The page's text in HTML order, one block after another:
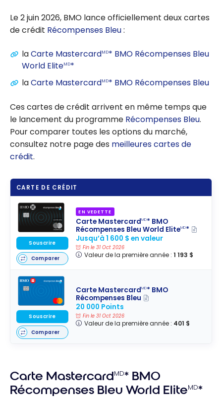
Le 2 juin 2026, BMO lance officiellement deux cartes
de crédit Récompenses Bleu:
laCarte MastercardMD* BMO Récompenses Bleu
World EliteMD*
laCarte MastercardMD* BMO Récompenses Bleu
Ces cartes de crédit arrivent en même temps que
le lancement du programme Récompenses Bleu.
Pour comparer toutes les options du marché,
consultez notre page des meilleures cartes de
crédit.
CARTE DE CRÉDIT
EN VEDETTE
Carte MastercardMD* BMO
Récompenses Bleu World EliteMD*
Jusqu’à 1 600 $ en valeur
Fin le 31 Oct 2026
Valeur de la première année : 1 193 $
Souscrire
Comparer
Carte MastercardMD* BMO
Récompenses Bleu
20 000 Points
Fin le 31 Oct 2026
Valeur de la première année : 401 $
Souscrire
Comparer
Carte MastercardMD* BMO
Récompenses Bleu World EliteMD*